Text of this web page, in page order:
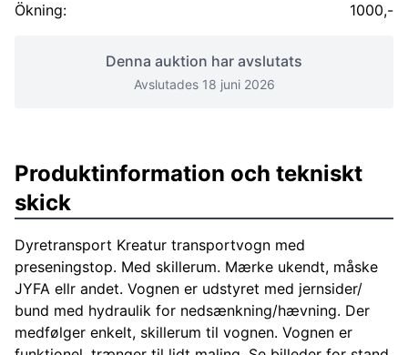
Ökning:
1000,-
Denna auktion har avslutats
Avslutades 18 juni 2026
Produktinformation och tekniskt
skick
Dyretransport Kreatur transportvogn med
preseningstop. Med skillerum. Mærke ukendt, måske
JYFA ellr andet. Vognen er udstyret med jernsider/
bund med hydraulik for nedsænkning/hævning. Der
medfølger enkelt, skillerum til vognen. Vognen er